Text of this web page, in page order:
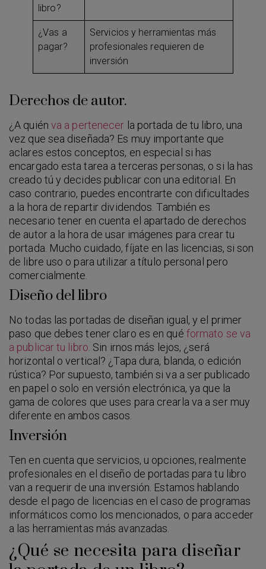
libro?
¿Vas a
pagar?
Servicios y herramientas más
profesionales requieren de
inversión
Derechos de autor.
¿A quién va a pertenecer la portada de tu libro, una
vez que sea diseñada? Es muy importante que
aclares estos conceptos, en especial si has
encargado esta tarea a terceras personas, o si la has
creado tú y decides publicar con una editorial. En
caso contrario, puedes encontrarte con dificultades
a la hora de repartir dividendos. También es
necesario tener en cuenta el apartado de derechos
de autor a la hora de usar imágenes para crear tu
portada. Mucho cuidado, fíjate en las licencias, si son
de libre uso o para utilizar a título personal pero
comercialmente.
Diseño del libro
No todas las portadas de diseñan igual, y el primer
paso que debes tener claro es en qué formato se va
a publicar tu libro . Sin irnos más lejos, ¿será
horizontal o vertical? ¿Tapa dura, blanda, o edición
rústica? Por supuesto, también si va a ser publicado
en papel o solo en versión electrónica, ya que la
gama de colores que uses para crearla va a ser muy
diferente en ambos casos.
Inversión
Ten en cuenta que servicios, u opciones, realmente
profesionales en el diseño de portadas para tu libro
van a requerir de una inversión. Estamos hablando
desde el pago de licencias en el caso de programas
informáticos como los mencionados, o para acceder
a las herramientas más avanzadas.
¿Qué se necesita para diseñar